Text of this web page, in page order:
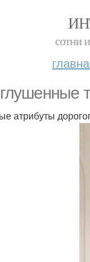
сотни
атрибуты